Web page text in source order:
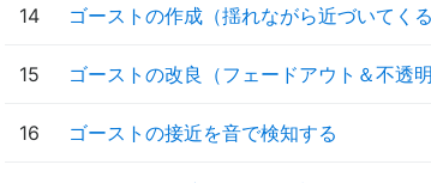
14 ゴーストの作成（揺れながら近づいてくる
15 ゴーストの改良（フェードアウト＆不透明
16 ゴーストの接近を音で検知する